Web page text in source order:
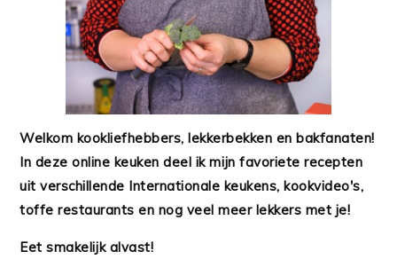
Welkom kookliefhebbers, lekkerbekken en bakfanaten!
In deze online keuken deel ik mijn favoriete recepten
uit verschillende Internationale keukens, kookvideo's,
toffe restaurants en nog veel meer lekkers met je!
Eet smakelijk alvast!